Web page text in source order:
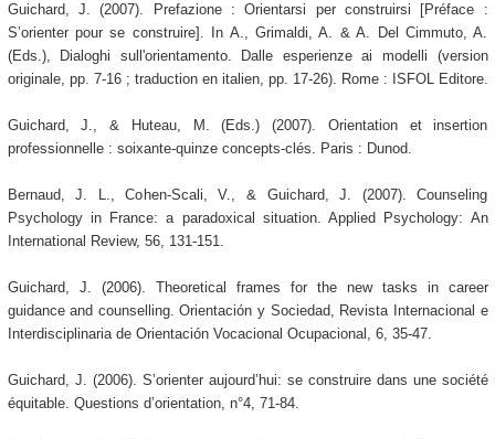
Guichard, J. (2007). Prefazione : Orientarsi per construirsi [Préface :
S’orienter pour se construire]. In A., Grimaldi, A. & A. Del Cimmuto, A.
(Eds.), Dialoghi sull'orientamento. Dalle esperienze ai modelli (version
originale, pp. 7-16 ; traduction en italien, pp. 17-26). Rome : ISFOL Editore.
Guichard, J., & Huteau, M. (Eds.) (2007). Orientation et insertion
professionnelle : soixante-quinze concepts-clés. Paris : Dunod.
Bernaud, J. L., Cohen-Scali, V., & Guichard, J. (2007). Counseling
Psychology in France: a paradoxical situation. Applied Psychology: An
International Review, 56, 131-151.
Guichard, J. (2006). Theoretical frames for the new tasks in career
guidance and counselling. Orientación y Sociedad, Revista Internacional e
Interdisciplinaria de Orientación Vocacional Ocupacional, 6, 35-47.
Guichard, J. (2006). S’orienter aujourd’hui: se construire dans une société
équitable. Questions d’orientation, n°4, 71-84.